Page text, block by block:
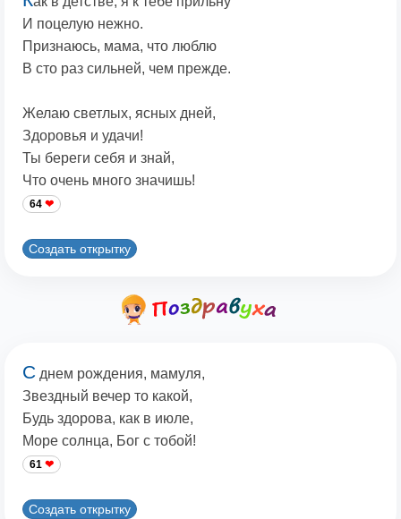
И поцелую нежно.
Признаюсь, мама, что люблю
В сто раз сильней, чем прежде.
Желаю светлых, ясных дней,
Здоровья и удачи!
Ты береги себя и знай,
Что очень много значишь!
64
Создать открытку
С днем рождения, мамуля,
Звездный вечер то какой,
Будь здорова, как в июле,
Море солнца, Бог с тобой!
61
Создать открытку